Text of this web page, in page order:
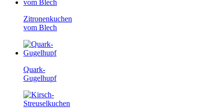
Zitronenkuchen
vom Blech
Quark-
Gugelhupf